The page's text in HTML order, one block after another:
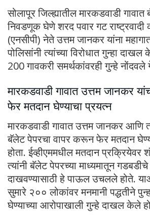
सोलापूर जिल्ह्यातील मारकडवाडी गावात
निवडणूक घेणे शरद पवार गट राष्ट्रवादी
(एनसीपी) नेते उत्तम जानकर यांना
पोलिसांनी त्यांच्या विरोधात गुन्हा
200 गावकरी समर्थकांवरही गुन्हे
मारकडवाडी गावात उत्तम जानकर
फेर मतदान घेण्याचा प्रयत्न
मारकडवाडी गावात उत्तम जानकर आणि
बॅलेट पेपरचा वापर करून फेर मतदान
होता. ईव्हीएममधील मतदान
त्यांनी बॅलेट पेपरच्या माध्यमातून
दाखवण्यासाठी हे पाऊल उचलले होते.
सुमारे २०० लोकांवर मनमानी पद्धतीने
घेण्याच्या आरोपाखाली गुन्हे दाखल केले